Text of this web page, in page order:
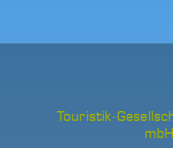
Touristik-
mbH